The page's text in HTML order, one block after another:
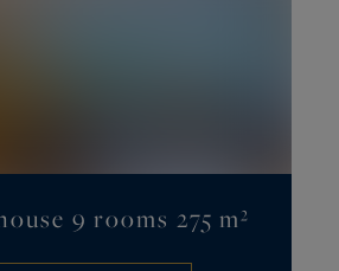
9 rooms 275 m²